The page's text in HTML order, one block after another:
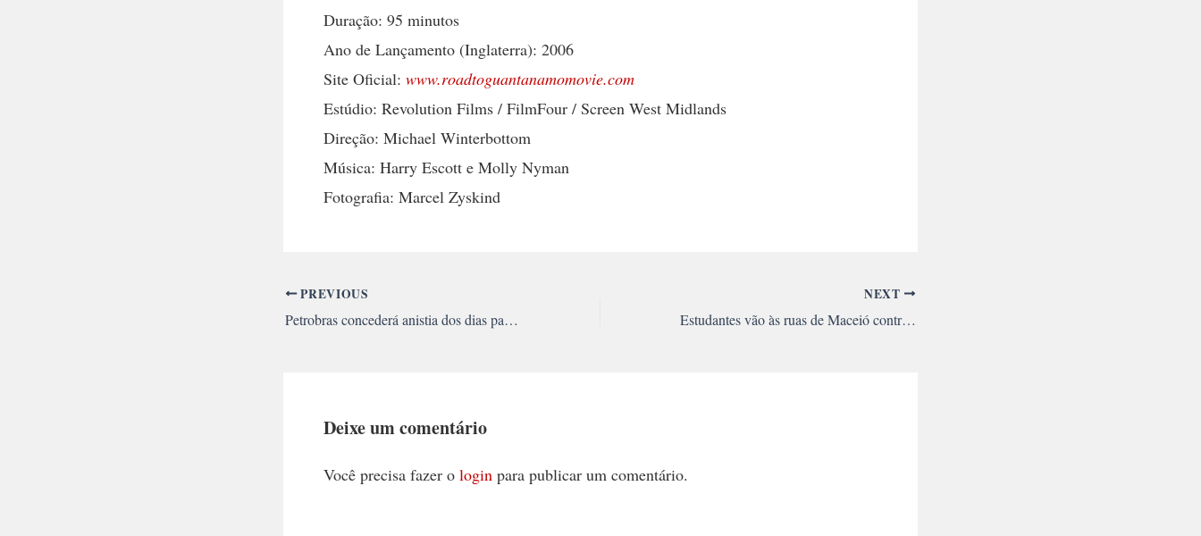
Duração: 95 minutos
Ano de Lançamento (Inglaterra): 2006
Site Oficial: www.roadtoguantanamomovie.com
Estúdio: Revolution Films / FilmFour / Screen West Midlands
Direção: Michael Winterbottom
Música: Harry Escott e Molly Nyman
Fotografia: Marcel Zyskind
PREVIOUS
Petrobras concederá anistia dos dias parados da greve de 1995
NEXT
Estudantes vão às ruas de Maceió contra aumento de passagem
Deixe um comentário
Você precisa fazer o login para publicar um comentário.